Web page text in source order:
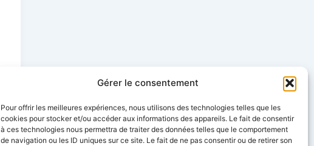
Gérer le consentement
Pour offrir les meilleures expériences, nous utilisons des technologies telles que les
cookies pour stocker et/ou accéder aux informations des appareils. Le fait de consentir
à ces technologies nous permettra de traiter des données telles que le comportement
de navigation ou les ID uniques sur ce site. Le fait de ne pas consentir ou de retirer son